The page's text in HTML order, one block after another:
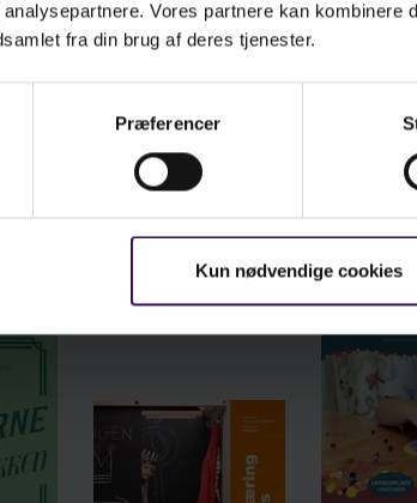
Vores partnere kan kombinere
fra din brug af deres tjenester.
Præferencer
Kun nødvendige cookies